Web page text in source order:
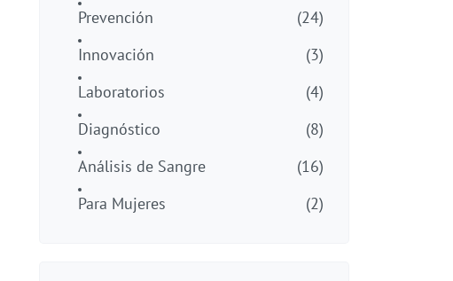
Prevención
(24)
Innovación
(3)
Laboratorios
(4)
Diagnóstico
(8)
Análisis de Sangre
(16)
Para Mujeres
(2)